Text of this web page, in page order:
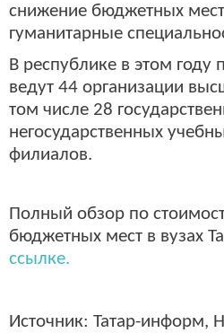
снижение бюджетных
гуманитарные
В республике в этом году
ведут 44 организации
том числе 28
негосударственных
филиалов.
Полный обзор по
бюджетных мест в вузах
ссылке.
Источник: Татар-информ,